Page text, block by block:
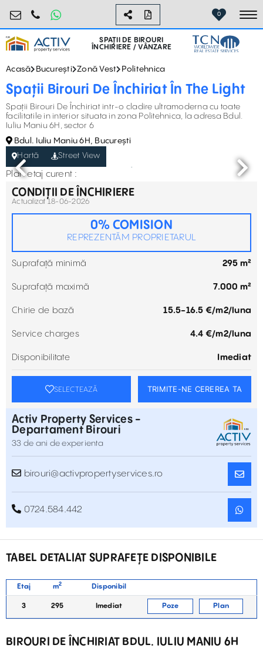
birouri@activpropertyservices.ro
0724.584.442 0
SPAȚII DE BIROURI
ÎNCHIRIERE / VÂNZARE
Acasă București Zonă Vest Politehnica
Spații Birouri De Închiriat În The Light
Spații Birouri De Închiriat intr-o cladire ultramoderna cu toate
facilitatile in interior situata in zona Politehnica, la adresa Bdul.
Iuliu Maniu 6H, sector 6
Bdul. Iuliu Maniu 6H, București
Hartă
Street View
Plan etaj curent :
CONDIȚII DE ÎNCHIRIERE
Actualizat 18-06-2026
0% COMISION
REPREZENTĂM PROPRIETARUL
Suprafață minimă 295 m²
Suprafață maximă 7.000 m²
Chirie de bază 15.5-16.5 €/m2/luna
Service charges 4.4 €/m2/luna
Disponibilitate Imediat
SELECTEAZĂ TRIMITE-NE CEREREA TA
Activ Property Services -
Departament Birouri
33 de ani de experienta
birouri@activpropertyservices.ro
0724.584.442
TABEL DETALIAT SUPRAFEȚE DISPONIBILE
Etaj m2 Disponibil
3 295 Imediat Poze Plan
BIROURI DE ÎNCHIRIAT BDUL. IULIU MANIU 6H